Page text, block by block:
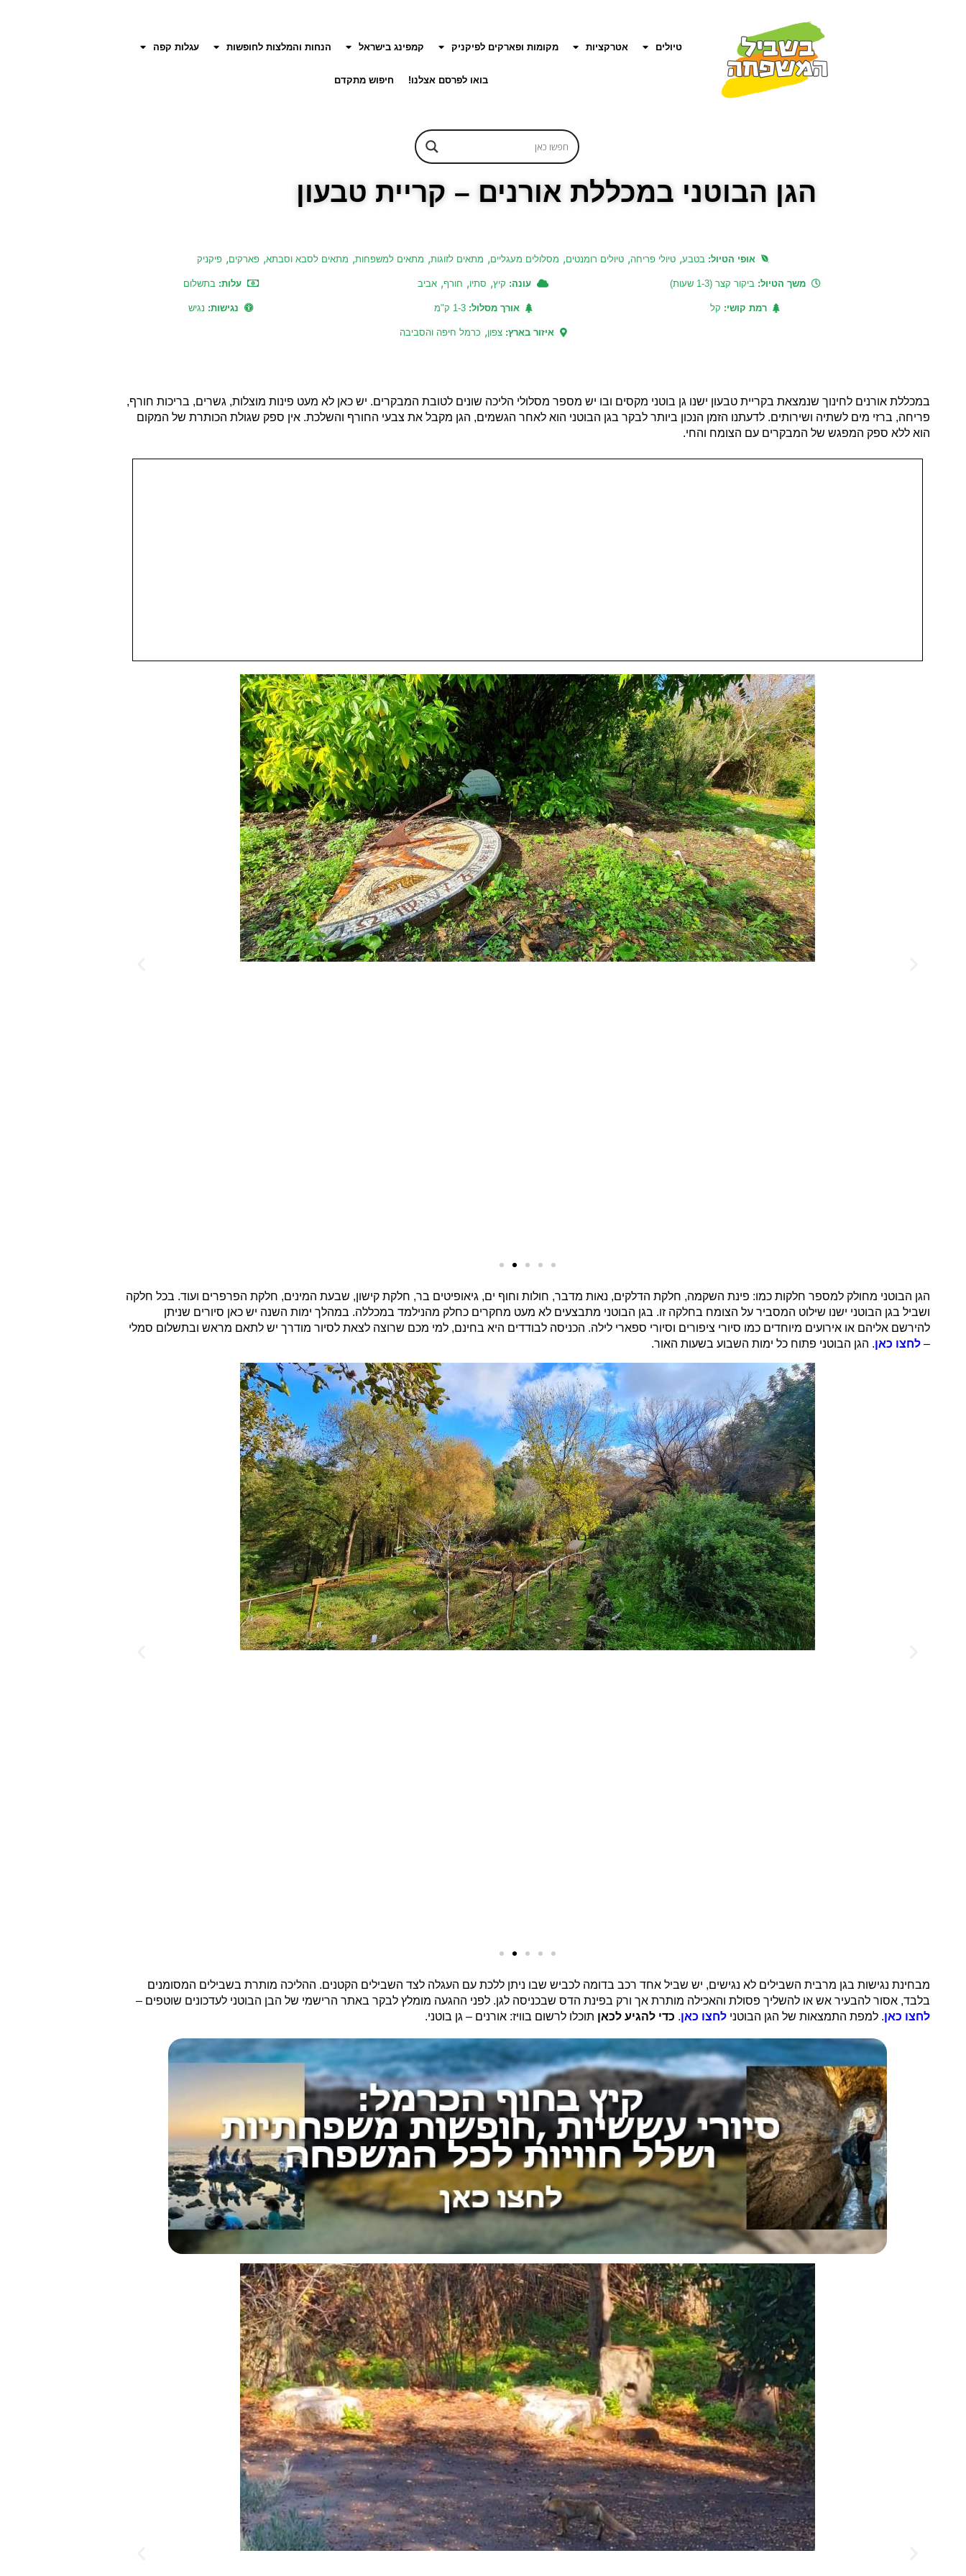
טיולים אטרקציות מקומות ופארקים לפיקניק קמפינג בישראל הנחות והמלצות לחופשות עגלות קפה
בואו לפרסם אצלנו! חיפוש מתקדם
הגן הבוטני במכללת אורנים – קריית טבעון
אופי הטיול: בטבע, טיולי פריחה, טיולים רומנטים, מסלולים מעגליים, מתאים לזוגות, מתאים למשפחות, מתאים לסבא וסבתא, פארקים, פיקניק
משך הטיול:ביקור קצר (1-3 שעות) עונה: קיץ, סתיו, חורף, אביב עלות:בתשלום
רמת קושי: קל אורך מסלול:1-3 ק"מ נגישות: נגיש
איזור בארץ:צפון, כרמל חיפה והסביבה
במכללת אורנים לחינוך שנמצאת בקריית טבעון ישנו גן בוטני מקסים ובו יש מספר מסלולי הליכה שונים לטובת המבקרים. יש כאן לא מעט פינות מוצלות, גשרים, בריכות חורף,
פריחה, ברזי מים לשתיה ושירותים. לדעתנו הזמן הנכון ביותר לבקר בגן הבוטני הוא לאחר הגשמים, הגן מקבל את צבעי החורף והשלכת. אין ספק שגולת הכותרת של המקום
הוא ללא ספק המפגש של המבקרים עם הצומח והחי.
הגן הבוטני מחולק למספר חלקות כמו: פינת השקמה, חלקת הדלקים, נאות מדבר, חולות וחוף ים, גיאופיטים בר, חלקת קישון, שבעת המינים, חלקת הפרפרים ועוד. בכל חלקה
ושביל בגן הבוטני ישנו שילוט המסביר על הצומח בחלקה זו. בגן הבוטני מתבצעים לא מעט מחקרים כחלק מהנילמד במכללה. במהלך ימות השנה יש כאן סיורים שניתן
להירשם אליהם או אירועים מיוחדים כמו סיורי ציפורים וסיורי ספארי לילה. הכניסה לבודדים היא בחינם, למי מכם שרוצה לצאת לסיור מודרך יש לתאם מראש ובתשלום סמלי
– לחצו כאן. הגן הבוטני פתוח כל ימות השבוע בשעות האור.
מבחינת נגישות בגן מרבית השבילים לא נגישים, יש שביל אחד רכב בדומה לכביש שבו ניתן ללכת עם העגלה לצד השבילים הקטנים. ההליכה מותרת בשבילים המסומנים
בלבד, אסור להבעיר אש או להשליך פסולת והאכילה מותרת אך ורק בפינת הדס שבכניסה לגן. לפני ההגעה מומלץ לבקר באתר הרישמי של הבן הבוטני לעדכונים שוטפים –
לחצו כאן. למפת התמצאות של הגן הבוטני לחצו כאן. כדי להגיע לכאן תוכלו לרשום בוויז: אורנים – גן בוטני.